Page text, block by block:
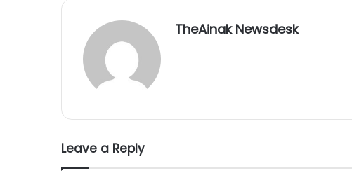
TheAinak Newsdesk
Leave a Reply